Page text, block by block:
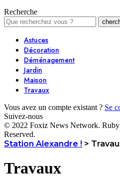
Recherche
Astuces
Décoration
Déménagement
Jardin
Maison
Travaux
Vous avez un compte existant ? Se
Suivez-nous
© 2022 Foxiz News Network.
Reserved.
Station Alexandre ! >
Travaux